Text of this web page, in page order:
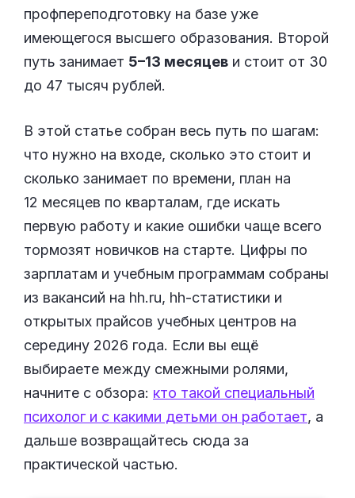
профпереподготовку на базе уже
имеющегося высшего образования. Второй
путь занимает 5–13 месяцев и стоит от 30
до 47 тысяч рублей.
В этой статье собран весь путь по шагам:
что нужно на входе, сколько это стоит и
сколько занимает по времени, план на
12 месяцев по кварталам, где искать
первую работу и какие ошибки чаще всего
тормозят новичков на старте. Цифры по
зарплатам и учебным программам собраны
из вакансий на hh.ru, hh-статистики и
открытых прайсов учебных центров на
середину 2026 года. Если вы ещё
выбираете между смежными ролями,
начните с обзора: кто такой специальный
психолог и с какими детьми он работает, а
дальше возвращайтесь сюда за
практической частью.